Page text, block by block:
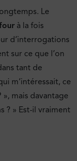
Le
à la fois
d’interrogations
sur ce que l’on
tant de
m’intéressait, ce
», mais davantage
? » Est-il vraiment